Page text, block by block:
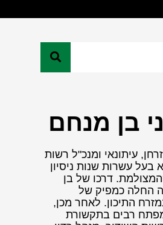
בן מנחם
עיתונאי ומנכ"ל רשות
בעל עשרות שנות ניסיון
דרכו של בן
החלה כמפיק של
התיכון. לאחר מכן,
רבים בתקשורת